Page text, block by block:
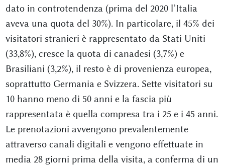
dato in controtendenza (prima del 2020 l’Italia
aveva una quota del 30%). In particolare, il 45% dei
visitatori stranieri è rappresentato da Stati Uniti
(33,8%), cresce la quota di canadesi (3,7%) e
Brasiliani (3,2%), il resto è di provenienza europea,
soprattutto Germania e Svizzera. Sette visitatori su
10 hanno meno di 50 anni e la fascia più
rappresentata è quella compresa tra i 25 e i 45 anni.
Le prenotazioni avvengono prevalentemente
attraverso canali digitali e vengono effettuate in
media 28 giorni prima della visita, a conferma di un